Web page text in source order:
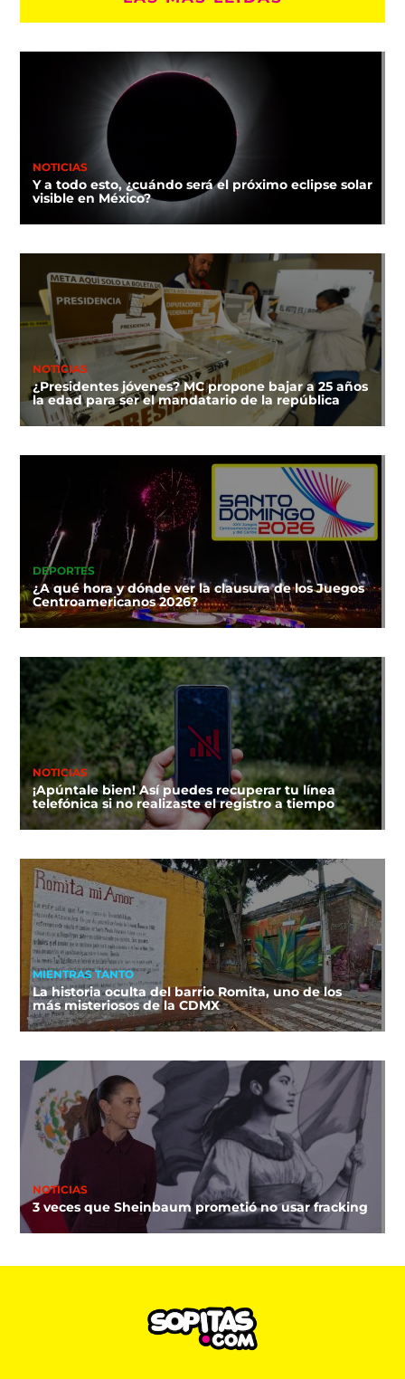
NOTICIAS
Y a todo esto, ¿cuándo será el próximo eclipse solar
visible en México?
NOTICIAS
¿Presidentes jóvenes? MC propone bajar a 25 años
la edad para ser el mandatario de la república
DEPORTES
¿A qué hora y dónde ver la clausura de los Juegos
Centroamericanos 2026?
NOTICIAS
¡Apúntale bien! Así puedes recuperar tu línea
telefónica si no realizaste el registro a tiempo
MIENTRAS TANTO
La historia oculta del barrio Romita, uno de los
más misteriosos de la CDMX
NOTICIAS
3 veces que Sheinbaum prometió no usar fracking